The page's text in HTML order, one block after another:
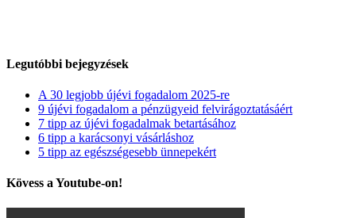
Legutóbbi bejegyzések
A 30 legjobb újévi fogadalom 2025-re
9 újévi fogadalom a pénzügyeid felvirágoztatásáért
7 tipp az újévi fogadalmak betartásához
6 tipp a karácsonyi vásárláshoz
5 tipp az egészségesebb ünnepekért
Kövess a Youtube-on!